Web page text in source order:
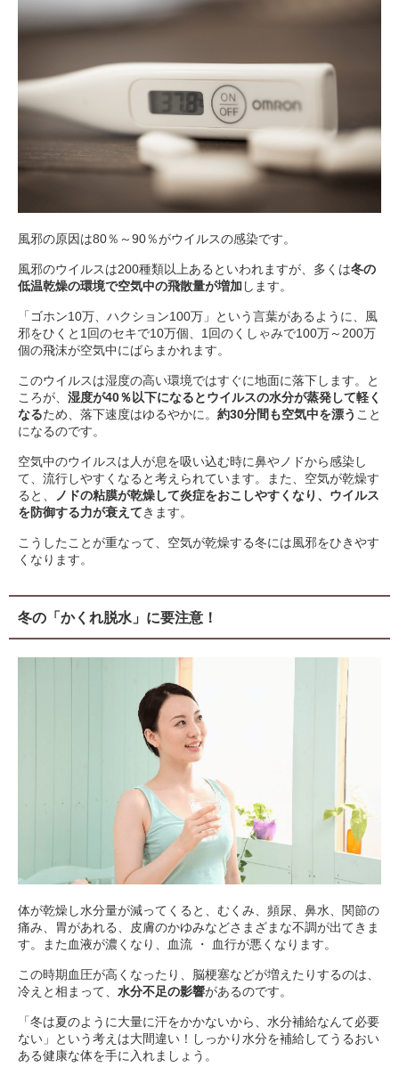
風邪の原因は80％～90％がウイルスの感染です。
風邪のウイルスは200種類以上あるといわれますが、多くは冬の
低温乾燥の環境で空気中の飛散量が増加 します。
「ゴホン10万、ハクション100万」という言葉があるように、風
邪をひくと1回のセキで10万個、1回のくしゃみで100万～200万
個の飛沫が空気中にばらまかれます。
このウイルスは湿度の高い環境ではすぐに地面に落下します。と
ころが、 湿度が40％以下になるとウイルスの水分が蒸発して軽く
なるため、落下速度はゆるやかに。 約30分間も空気中を漂う こと
になるのです。
空気中のウイルスは人が息を吸い込む時に鼻やノドから感染し
て、流行しやすくなると考えられています。また、空気が乾燥す
ると、
ノドの粘膜が乾燥して炎症をおこしやすくなり、ウイルス
を防御する力が衰えてきます。
こうしたことが重なって、空気が乾燥する冬には風邪をひきやす
くなります。
冬の「かくれ脱水」に要注意！
体が乾燥し水分量が減ってくると、むくみ、頻尿、鼻水、関節の
痛み、胃があれる、皮膚のかゆみなどさまざまな不調が出てきま
す。また血液が濃くなり、血流 ・ 血行が悪くなります。
この時期血圧が高くなったり、脳梗塞などが増えたりするのは、
冷えと相まって、 水分不足の影響があるのです。
「冬は夏のように大量に汗をかかないから、水分補給なんて必要
ない」という考えは大間違い！しっかり水分を補給してうるおい
ある健康な体を手に入れましょう。